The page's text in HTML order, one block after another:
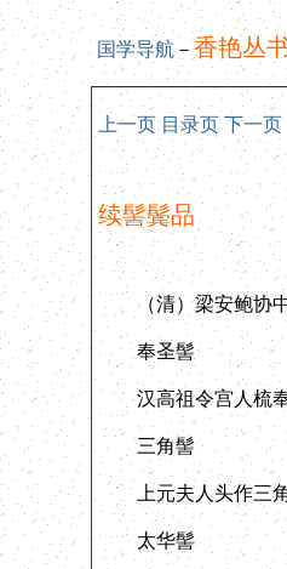
国学导航 － 香艳丛
上一页 目录页 下一页
续髻鬓品
（清）梁安鲍协
奉圣髻
汉高祖令宫人梳奉
三角髻
上元夫人头作三角
太华髻